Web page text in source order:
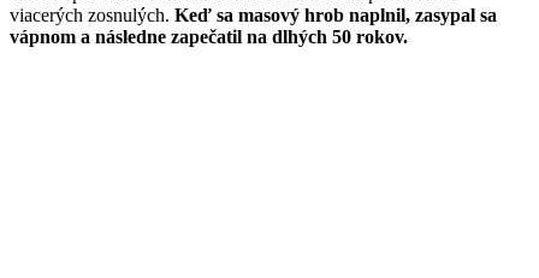
viacerých zosnulých. Keď sa masový hrob naplnil, zasypal sa
vápnom a následne zapečatil na dlhých 50 rokov.